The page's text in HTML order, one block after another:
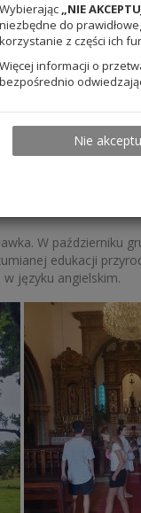
Wybierając „NIE
niezbędne do
korzystanie z części ich
Więcej informacji o
bezpośrednio
Nie
Erasmus+ Madera
W październiku
edukacji
języku angielskim.